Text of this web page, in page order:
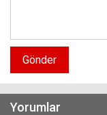
Gönder
Yorumlar